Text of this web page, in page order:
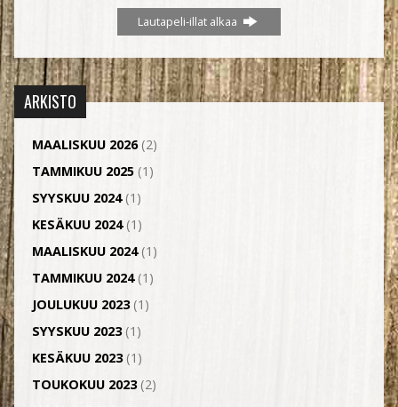
Lautapeli-illat alkaa
ARKISTO
MAALISKUU 2026(2)
TAMMIKUU 2025(1)
SYYSKUU 2024(1)
KESÄKUU 2024(1)
MAALISKUU 2024(1)
TAMMIKUU 2024(1)
JOULUKUU 2023(1)
SYYSKUU 2023(1)
KESÄKUU 2023(1)
TOUKOKUU 2023(2)